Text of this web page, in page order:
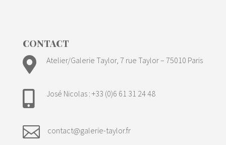
CONTACT
 Atelier/Galerie Taylor, 7 rue Taylor – 75010 Paris
 José Nicolas : +33 (0)6 61 31 24 48
 contact@galerie-taylor.fr